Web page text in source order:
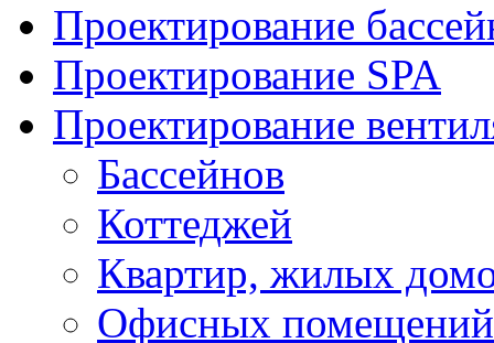
Проектирование
Проектирование SPA
Проектирование
Бассейнов
Коттеджей
Квартир, жилых
Офисных помещений